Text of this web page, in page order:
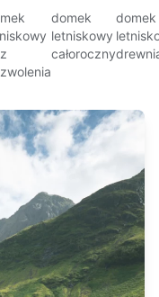
domek
letniskowy
całoroczny
domek